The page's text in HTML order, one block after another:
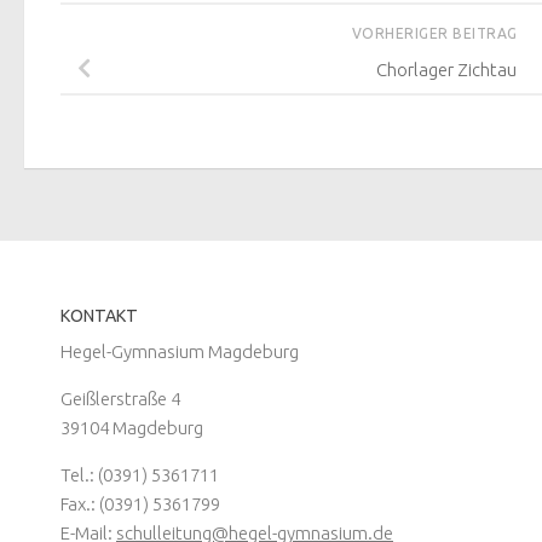
VORHERIGER BEITRAG
Chorlager Zichtau
KONTAKT
Hegel-Gymnasium Magdeburg
Geißlerstraße 4
39104 Magdeburg
Tel.: (0391) 5361711
Fax.: (0391) 5361799
E-Mail: schulleitung@hegel-gymnasium.de